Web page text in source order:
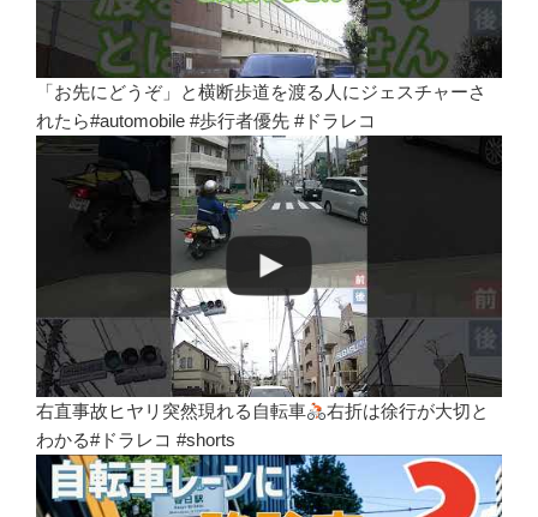
「お先にどうぞ」と横断歩道を渡る人にジェスチャーさ
れたら#automobile #歩行者優先 #ドラレコ
右直事故ヒヤリ突然現れる自転車
右折は徐行が大切と
わかる#ドラレコ #shorts